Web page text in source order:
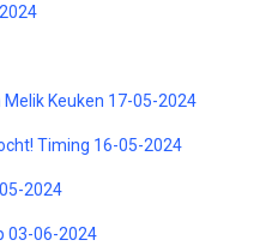
Keuken 17-05-2024
Timing 16-05-2024
2024
03-06-2024